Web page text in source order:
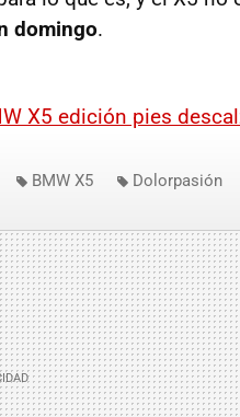
domingo.
X5 edición pies
BMW X5 Dolorpasión